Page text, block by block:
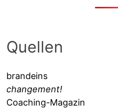
Quellen
brandeins
changement!
Coaching-Magazin